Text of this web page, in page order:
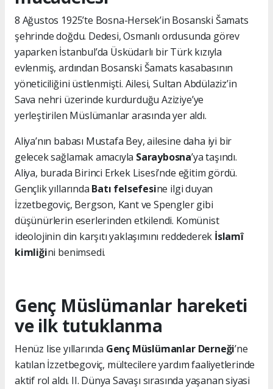
8 Ağustos 1925’te Bosna-Hersek’in Bosanski Šamats
şehrinde doğdu. Dedesi, Osmanlı ordusunda görev
yaparken İstanbul’da Üsküdarlı bir Türk kızıyla
evlenmiş, ardından Bosanski Šamats kasabasının
yöneticiliğini üstlenmişti. Ailesi, Sultan Abdülaziz’in
Sava nehri üzerinde kurdurduğu Aziziye’ye
yerleştirilen Müslümanlar arasında yer aldı.
Aliya’nın babası Mustafa Bey, ailesine daha iyi bir
gelecek sağlamak amacıyla Saraybosna’ya taşındı.
Aliya, burada Birinci Erkek Lisesi’nde eğitim gördü.
Gençlik yıllarında Batı felsefesine ilgi duyan
İzzetbegoviç, Bergson, Kant ve Spengler gibi
düşünürlerin eserlerinden etkilendi. Komünist
ideolojinin din karşıtı yaklaşımını reddederek İslamî
kimliğini benimsedi.
Genç Müslümanlar hareketi
ve ilk tutuklanma
Henüz lise yıllarında Genç Müslümanlar Derneği’ne
katılan İzzetbegoviç, mültecilere yardım faaliyetlerinde
aktif rol aldı. II. Dünya Savaşı sırasında yaşanan siyasi